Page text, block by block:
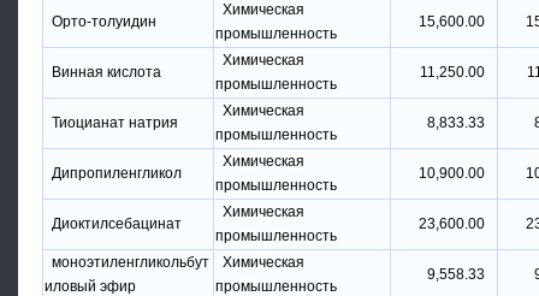
Орто-толуидин
Химическая
промышленность
15,600.00
Винная кислота
Химическая
промышленность
11,250.00
Тиоцианат натрия
Химическая
промышленность
8,833.33
Дипропиленгликол
Химическая
промышленность
10,900.00
Диоктилсебацинат
Химическая
промышленность
23,600.00
моноэтиленгликольбут
иловый эфир
Химическая
промышленность
9,558.33